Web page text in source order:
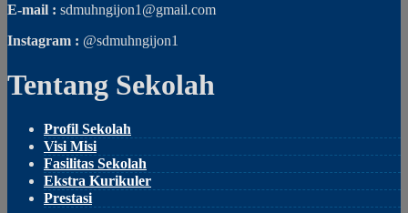
E-mail : sdmuhngijon1@gmail.com
Instagram : @sdmuhngijon1
Tentang Sekolah
Profil Sekolah
Visi Misi
Fasilitas Sekolah
Ekstra Kurikuler
Prestasi